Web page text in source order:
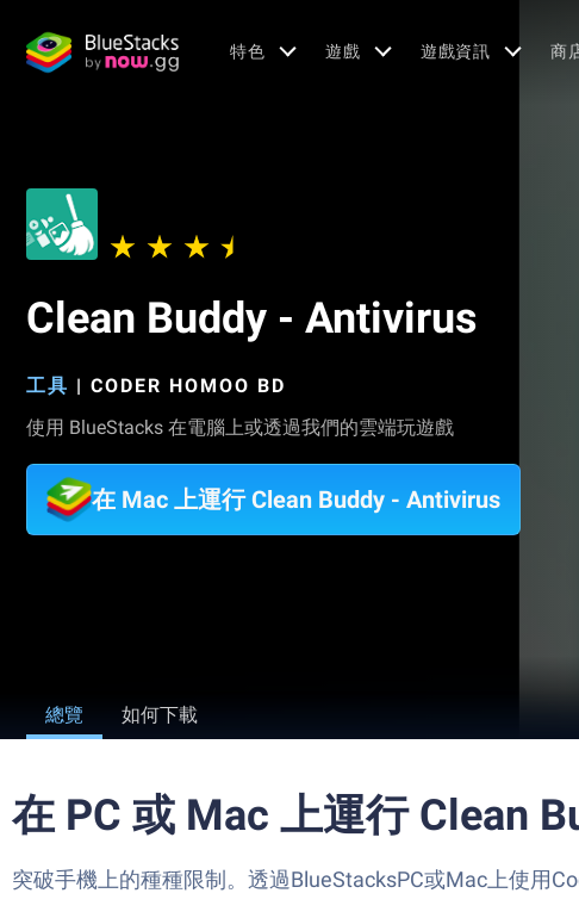
特色 遊戲 遊戲資訊 商
Clean Buddy - Antivirus
工具 | CODER HOMOO BD
使用 BlueStacks 在電腦上或透過我們的雲端玩遊戲
在 Mac 上運行 Clean Buddy - Antivirus
總覽 如何下載
在 PC 或 Mac 上運行 Clean
突破手機上的種種限制。透過BlueStacksPC或Mac上使用